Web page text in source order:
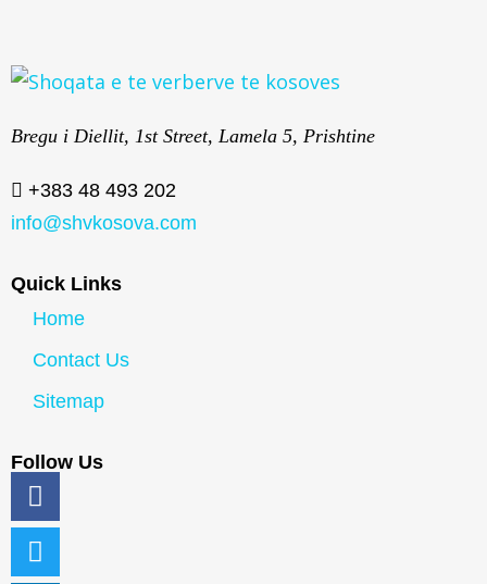
Bregu i Diellit, 1st Street, Lamela 5, Prishtine
+383 48 493 202
info@shvkosova.com
Quick Links
Home
Contact Us
Sitemap
Follow Us